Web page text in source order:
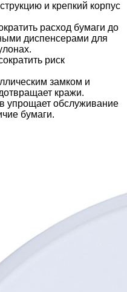
и крепкий корпус
расход бумаги до
диспенсерами для
риск
замком и
кражи.
упрощает обслуживание
бумаги.